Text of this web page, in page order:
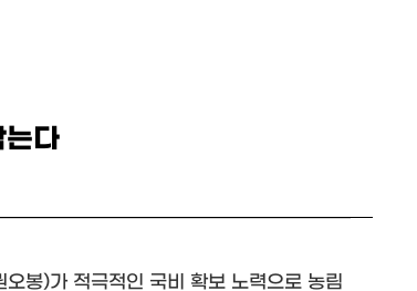
는다
봉)가 적극적인 국비 확보 노력으로 농림